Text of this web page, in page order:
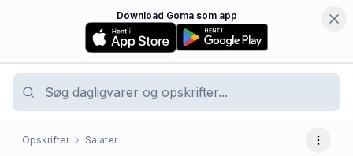
Download Goma som app
Opskrifter Salater Flere